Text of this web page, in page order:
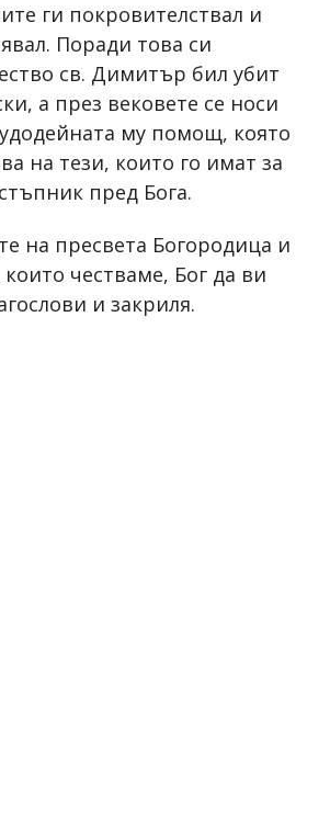
ги покровителствал и
Поради това си
св. Димитър бил убит
а през вековете се носи
му помощ, която
на тези, които го имат за
пред Бога.
на пресвета Богородица и
които честваме, Бог да ви
и закриля.